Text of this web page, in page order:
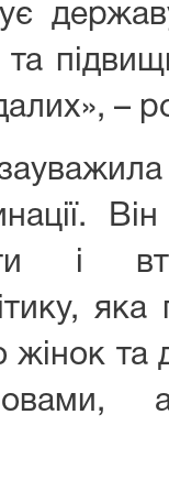
та
–
і
яка
жінок та